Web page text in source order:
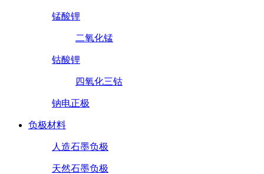
锰酸锂
二氧化锰
钴酸锂
四氧化三钴
钠电正极
负极材料
人造石墨负极
天然石墨负极